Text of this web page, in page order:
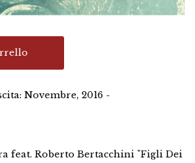
Novembre, 2016 -
feat. Roberto Bertacchini "Figli Dei